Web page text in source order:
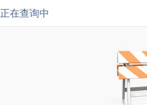
正在查询中